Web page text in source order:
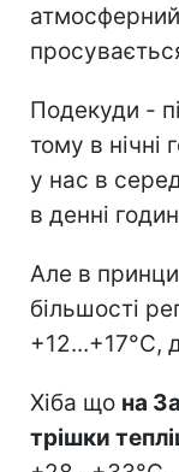
атмосферний
Подекуди -
тому в нічні
у нас в
в денні
Але в
більшості
+12...+17°C,
Хіба що на
трішки